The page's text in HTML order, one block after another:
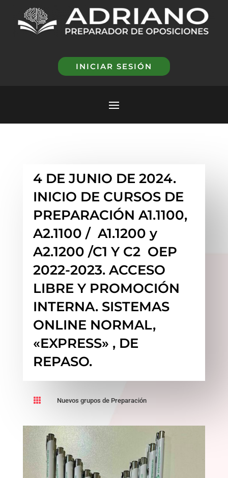
INICIAR SESIÓN
4 DE JUNIO DE 2024.
INICIO DE CURSOS DE
PREPARACIÓN A1.1100,
A2.1100 / A1.1200 y
A2.1200 /C1 Y C2 OEP
2022-2023. ACCESO
LIBRE Y PROMOCIÓN
INTERNA. SISTEMAS
ONLINE NORMAL,
«EXPRESS» , DE
REPASO.
 Nuevos grupos de Preparación